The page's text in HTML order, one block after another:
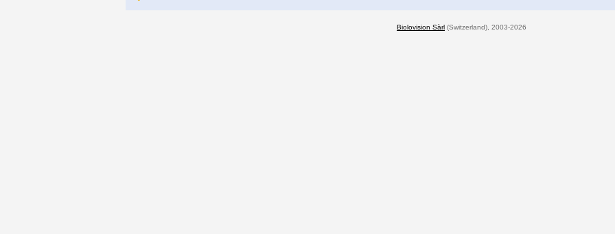
Biolovision Sàrl (Switzerland), 2003-2026